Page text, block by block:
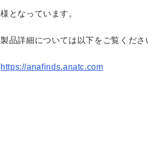
様となっています。
製品詳細については以下をご覧くださ
https://anafinds.anatc.com